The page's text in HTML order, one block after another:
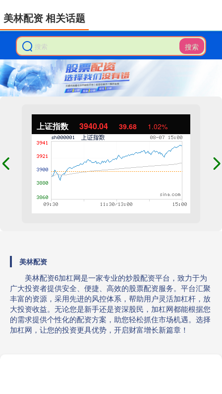
搜索
上证指数 3940.04 39.68 1.02%
美林配资
美林配资6加杠网是一家专业的炒股配资平台，致力于为
广大投资者提供安全、便捷、高效的股票配资服务。平台汇聚
丰富的资源，采用先进的风控体系，帮助用户灵活加杠杆，放
大投资收益。无论您是新手还是资深股民，加杠网都能根据您
的需求提供个性化的配资方案，助您轻松抓住市场机遇。选择
加杠网，让您的投资更具优势，开启财富增长新篇章！
美林配资 相关话题